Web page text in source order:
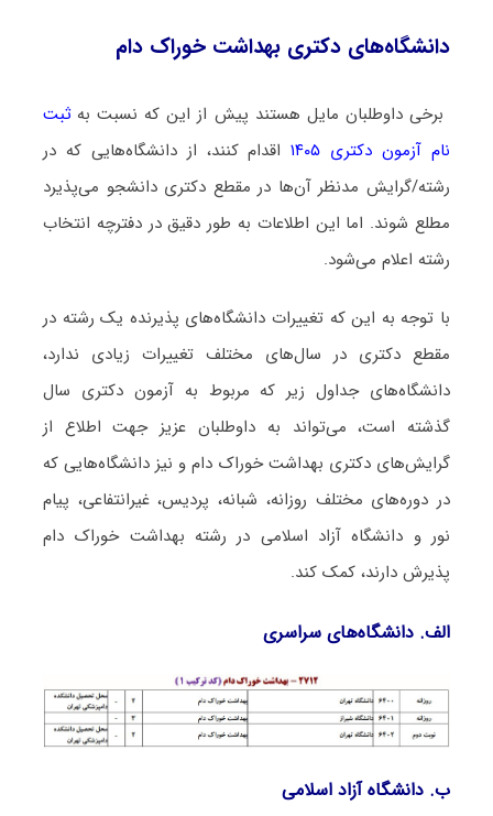
دانشگاه‌های دکتری ﺑﻬﺪاﺷﺖ ﺧﻮراک دام
برخی داوطلبان مایل هستند پیش از این که نسبت به ثبت
نام آزمون دکتری ۱۴۰۵
اقدام کنند، از دانشگاه‌هایی که در
رشته/گرایش مدنظر آن‌ها در مقطع دکتری دانشجو می‌پذیرد
مطلع شوند. اما این اطلاعات به طور دقیق در دفترچه انتخاب
رشته اعلام می‌شود.
با توجه به این که تغییرات دانشگاه‌های پذیرنده یک رشته در
مقطع دکتری در سال‌های مختلف تغییرات زیادی ندارد،
دانشگاه‌های جداول زیر که مربوط به آزمون دکتری سال
گذشته است، می‌تواند به داوطلبان عزیز جهت اطلاع از
گرایش‌های دکتری ﺑﻬﺪاﺷﺖ ﺧﻮراک دام و نیز دانشگاه‌هایی که
در دوره‌های مختلف روزانه، شبانه، پردیس، غیرانتفاعی، پیام
نور و دانشگاه آزاد اﺳﻼمی در رشته ﺑﻬﺪاﺷﺖ ﺧﻮراک دام
پذیرش دارند، کمک کند.
الف. دانشگاه‌های سراسری
ب. دانشگاه آزاد اﺳﻼمی